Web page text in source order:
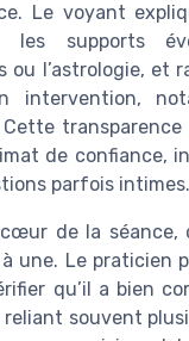
Le voyant
les supports
ou l’astrologie, et
intervention,
Cette
de confiance,
parfois intimes.
de la séance,
une. Le praticien
qu’il a bien
reliant souvent